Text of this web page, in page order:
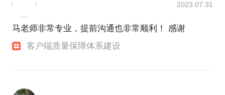
2023.07.31
马老师非常专业，提前沟通也非常顺利！ 感谢
客户端质量保障体系建设